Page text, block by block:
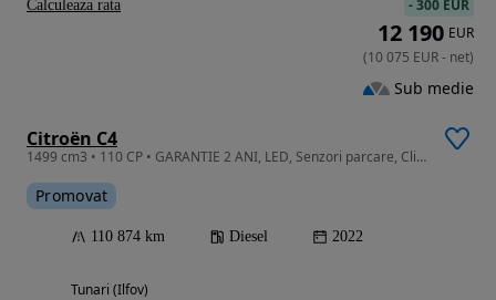
Citroën C4
1499 cm3 • 110 CP • GARANTIE 2 ANI, LED, Senzori parcare, Clima, Pilot auto
Promovat
110 874 km Diesel 2022
Tunari (Ilfov)
-300 EUR
12 190 EUR
(10 075 EUR- net)
Sub medie
Calculeaza rata